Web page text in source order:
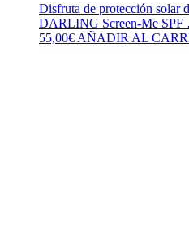
Disfruta de protección solar
DARLING Screen-Me
55,00€ AÑADIR AL